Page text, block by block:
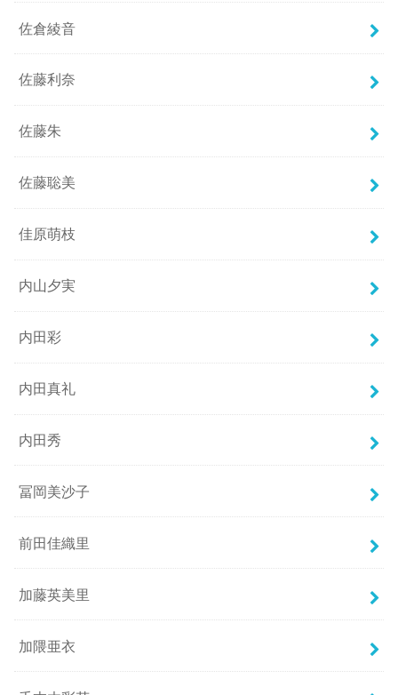
佐倉綾音
佐藤利奈
佐藤朱
佐藤聡美
佳原萌枝
内山夕実
内田彩
内田真礼
内田秀
冨岡美沙子
前田佳織里
加藤英美里
加隈亜衣